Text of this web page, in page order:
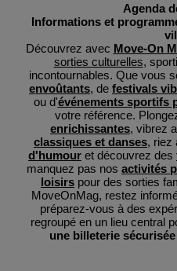
Agenda
Informations et
Découvrez avec Move-On
sorties culturelles,
incontournables. Que vous
envoûtants, de festivals
ou d'événements sportifs
votre référence.
enrichissantes, vibrez
classiques et danses, riez
d'humour et découvrez des
manquez pas nos activités
loisirs pour des sorties
MoveOnMag, restez
préparez-vous à des
regroupé en un lieu central
une billeterie sécurisée